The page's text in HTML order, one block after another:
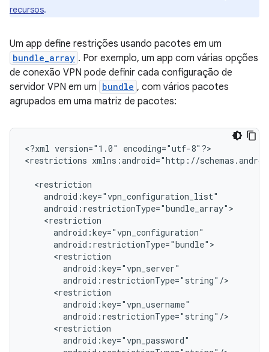
recursos.
Um app define restrições usando pacotes em um
bundle_array . Por exemplo, um app com várias opções
de conexão VPN pode definir cada configuração de
servidor VPN em um bundle , com vários pacotes
agrupados em uma matriz de pacotes:
<?xml version="1.0"
encoding="utf-8"?>
<restrictions xmlns:android="http://